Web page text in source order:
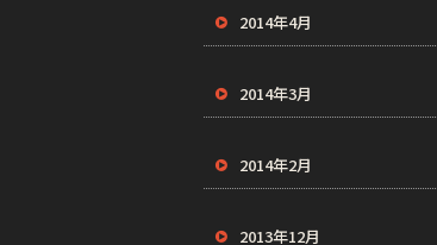
2014年4月
2014年3月
2014年2月
2013年12月